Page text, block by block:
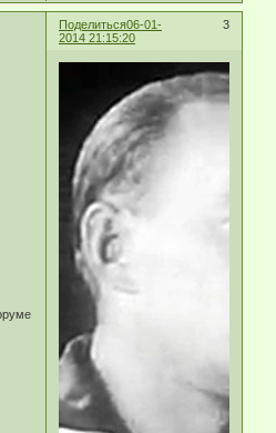
Поделиться 3
06-01-
2014 21:15:20